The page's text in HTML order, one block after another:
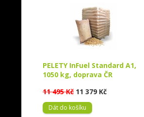
PELETY InFuel Standard A1,
1050 kg, doprava ČR
11 495 Kč 11 379 Kč
Dát do košíku